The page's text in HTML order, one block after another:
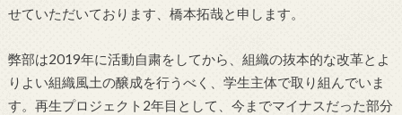
せていただいております、橋本拓哉と申します。
弊部は2019年に活動自粛をしてから、組織の抜本的な改革とよ
りよい組織風土の醸成を行うべく、学生主体で取り組んでいま
す。再生プロジェクト2年目として、今までマイナスだった部分